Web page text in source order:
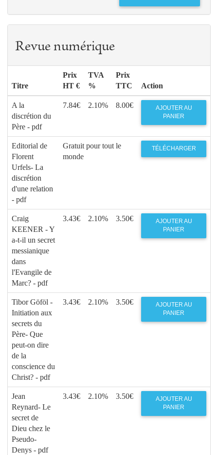
Revue numérique
Titre
Prix
HT €
TVA
%
Prix
TTC
Action
A la
discrétion du
Père - pdf
7.84€ 2.10% 8.00€
AJOUTER AU
PANIER
Editorial de
Florent
Urfels- La
discrétion
d'une relation
- pdf
Gratuit pour tout le
monde
TÉLÉCHARGER
Craig
KEENER - Y
a-t-il un secret
messianique
dans
l'Evangile de
Marc? - pdf
3.43€ 2.10% 3.50€
AJOUTER AU
PANIER
Tibor Göföl -
Initiation aux
secrets du
Père- Que
peut-on dire
de la
conscience du
Christ? - pdf
3.43€ 2.10% 3.50€
AJOUTER AU
PANIER
Jean
Reynard- Le
secret de
Dieu chez le
Pseudo-
Denys - pdf
3.43€ 2.10% 3.50€
AJOUTER AU
PANIER